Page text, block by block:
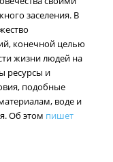
заселения. В
конечной целью
жизни людей на
ресурсы и
подобные
воде и
Об этом пишет